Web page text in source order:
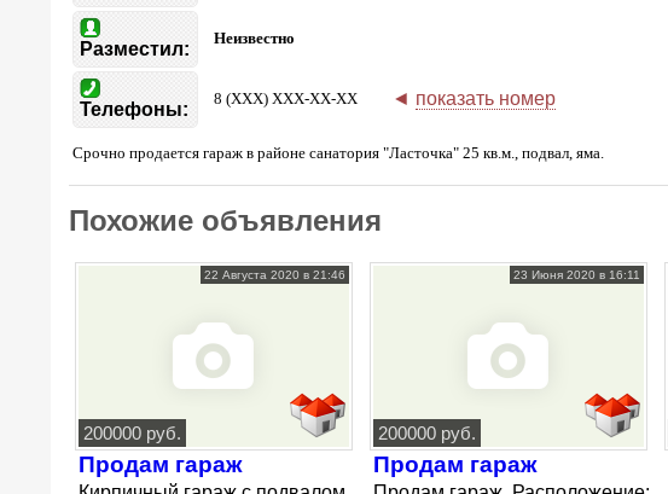
Разместил:
Неизвестно
Телефоны:
8 (XXX) XXX-XX-XX ◄ показать номер
Срочно продается гараж в районе санатория "Ласточка" 25 кв.м., подвал, яма.
Похожие объявления
22 Августа 2020 в 21:46
200000 руб.
Продам гараж
23 Июня 2020 в 16:11
200000 руб.
Продам гараж